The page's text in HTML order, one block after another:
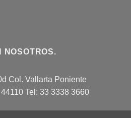
NOSOTROS.
Col. Vallarta Poniente
Tel: 33 3338 3660